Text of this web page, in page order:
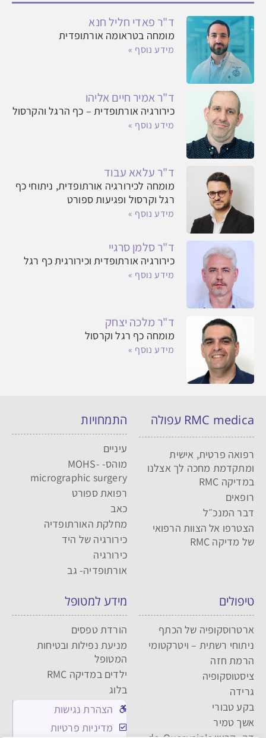
ד"ר פאדי חליל חנא
מומחה בטראומה אורתופדית
מידע נוסף »
ד"ר אמיר חיים אליהו
כירורגיה אורתופדית – כף הרגל והקרסול
מידע נוסף »
ד"ר עלאא עבוד
מומחה לכירורגיה אורתופדית, ניתוחי כף
רגל וקרסול ופגיעות ספורט
מידע נוסף »
ד"ר סלמן סרגיי
כירורגיה אורתופדית וכירורגית כף רגל
מידע נוסף »
ד"ר מלכה יצחק
מומחה כף רגל וקרסול
מידע נוסף »
RMC medica עפולה
רפואה פרטית, אישית
ומתקדמת מחכה לך אצלנו
במדיקה RMC
רופאים
דבר המנכ״ל
הצטרפו אל הצוות הרפואי
של מדיקה RMC
התמחויות
עיניים
מוהס- MOHS-
micrographic surgery
רפואת ספורט
כאב
מחלקת האורתופדיה
כירורגיה של היד
כירורגיה
אורתופדיה- גב
טיפולים
ארטרוסקופיה של הכתף
ניתוחי רשתית – ויטרקטומי
הרמת חזה
ציסטוסקופיה
גרידה
בקע טבורי
אשך טמיר
מידע למטופל
הורדת טפסים
מניעת נפילות ובטיחות
המטופל
ילדים במדיקה RMC
בלוג
הצהרת נגישות
מדיניות פרטיות